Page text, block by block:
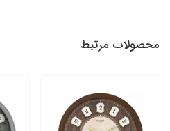
محصولات مرتبط